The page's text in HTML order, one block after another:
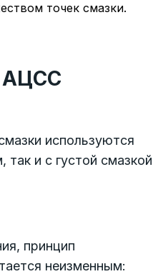
точек смазки.
АЦСС
используются
и с густой смазкой
принцип
неизменным: